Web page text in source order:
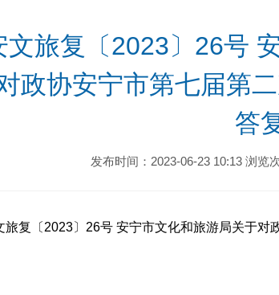
文旅复〔2023〕26号
政协安宁市第七届第
答
发布时间：2023-06-23 10:13 浏览
旅复〔2023〕26号 安宁市文化和旅游局关于对